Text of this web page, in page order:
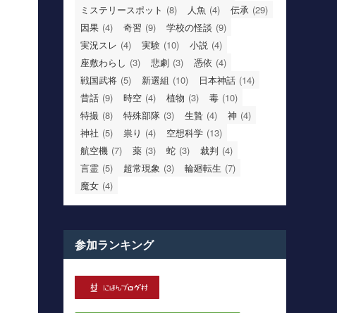
ミステリースポット (8) 人魚 (4) 伝承 (29)
因果 (4) 奇習 (9) 学校の怪談 (9)
実況スレ (4) 実験 (10) 小説 (4)
座敷わらし (3) 悲劇 (3) 憑依 (4)
戦国武将 (5) 新選組 (10) 日本神話 (14)
昔話 (9) 時空 (4) 植物 (3) 毒 (10)
特撮 (8) 特殊部隊 (3) 生贄 (4) 神 (4)
神社 (5) 祟り (4) 空想科学 (13)
航空機 (7) 薬 (3) 蛇 (3) 裁判 (4)
言霊 (5) 超常現象 (3) 輪廻転生 (7)
魔女 (4)
参加ランキング